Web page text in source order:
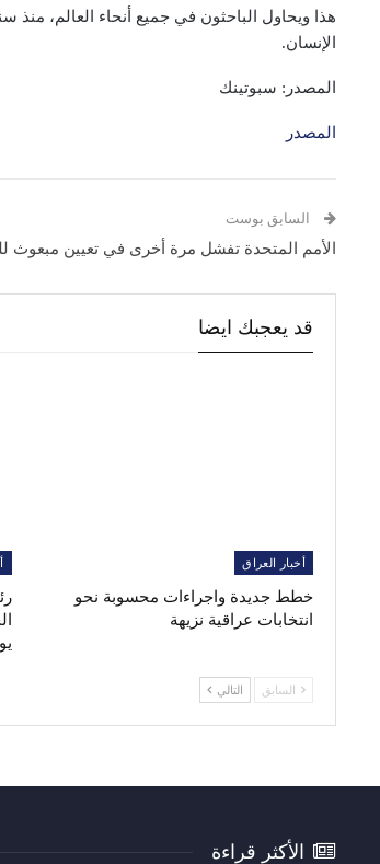
هذا ويحاول الباحثون في جميع أنحاء العالم، منذ
الإنسان.
المصدر: سبوتينك
المصدر
السابق بوست
الأمم المتحدة تفشل مرة أخرى في تعيين مبعوث
قد يعجبك ايضا
أخبار العراق
خطط جديدة واجراءات محسوبة نحو
انتخابات عراقية نزيهة
السابق التالي
الأكثر قراءة